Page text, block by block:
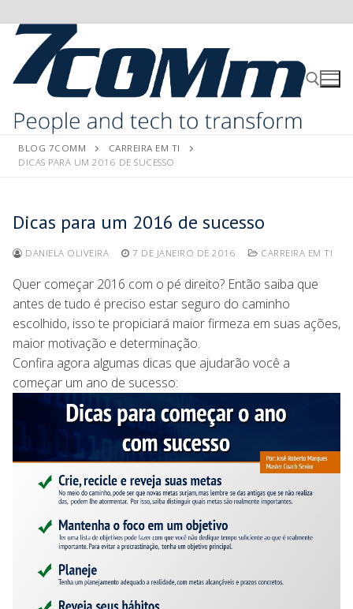
BLOG 7COMM
CARREIRA EM TI
DICAS PARA UM 2016 DE SUCESSO
Dicas para um 2016 de sucesso
DANIELA OLIVEIRA 7 DE JANEIRO DE 2016 CARREIRA EM TI
Quer começar 2016 com o pé direito? Então saiba que
antes de tudo é preciso estar seguro do caminho
escolhido, isso te propiciará maior firmeza em suas ações,
maior motivação e determinação.
Confira agora algumas dicas que ajudarão você a
começar um ano de sucesso: